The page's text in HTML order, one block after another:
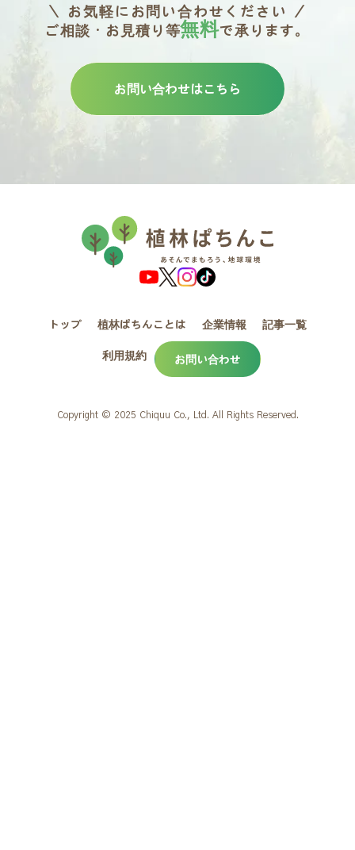
＼ お気軽にお問い合わせください ／
ご相談・お見積り等無料で承ります。
お問い合わせはこちら
トップ 植林ぱちんことは 企業情報 記事一覧
利用規約 お問い合わせ
Copyright © 2025 Chiquu Co., Ltd. All Rights Reserved.